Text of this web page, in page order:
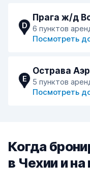
D
Прага ж/д
6 пунктов
Посмотреть
E
Острава
5 пунктов
Посмотреть
Когда
в Чехии и на